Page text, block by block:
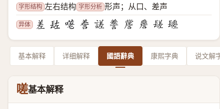
字形结构 左右结构 字形分析 形声；从口、差声
异体
基本解释 详细解释 國語辭典 康熙字典 说文解
嗟基本解释